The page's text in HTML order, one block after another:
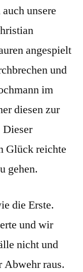
unsere
angespielt
und
im
diesen zur
Dieser
Glück reichte
gehen.
die Erste.
und wir
nicht und
Abwehr raus.